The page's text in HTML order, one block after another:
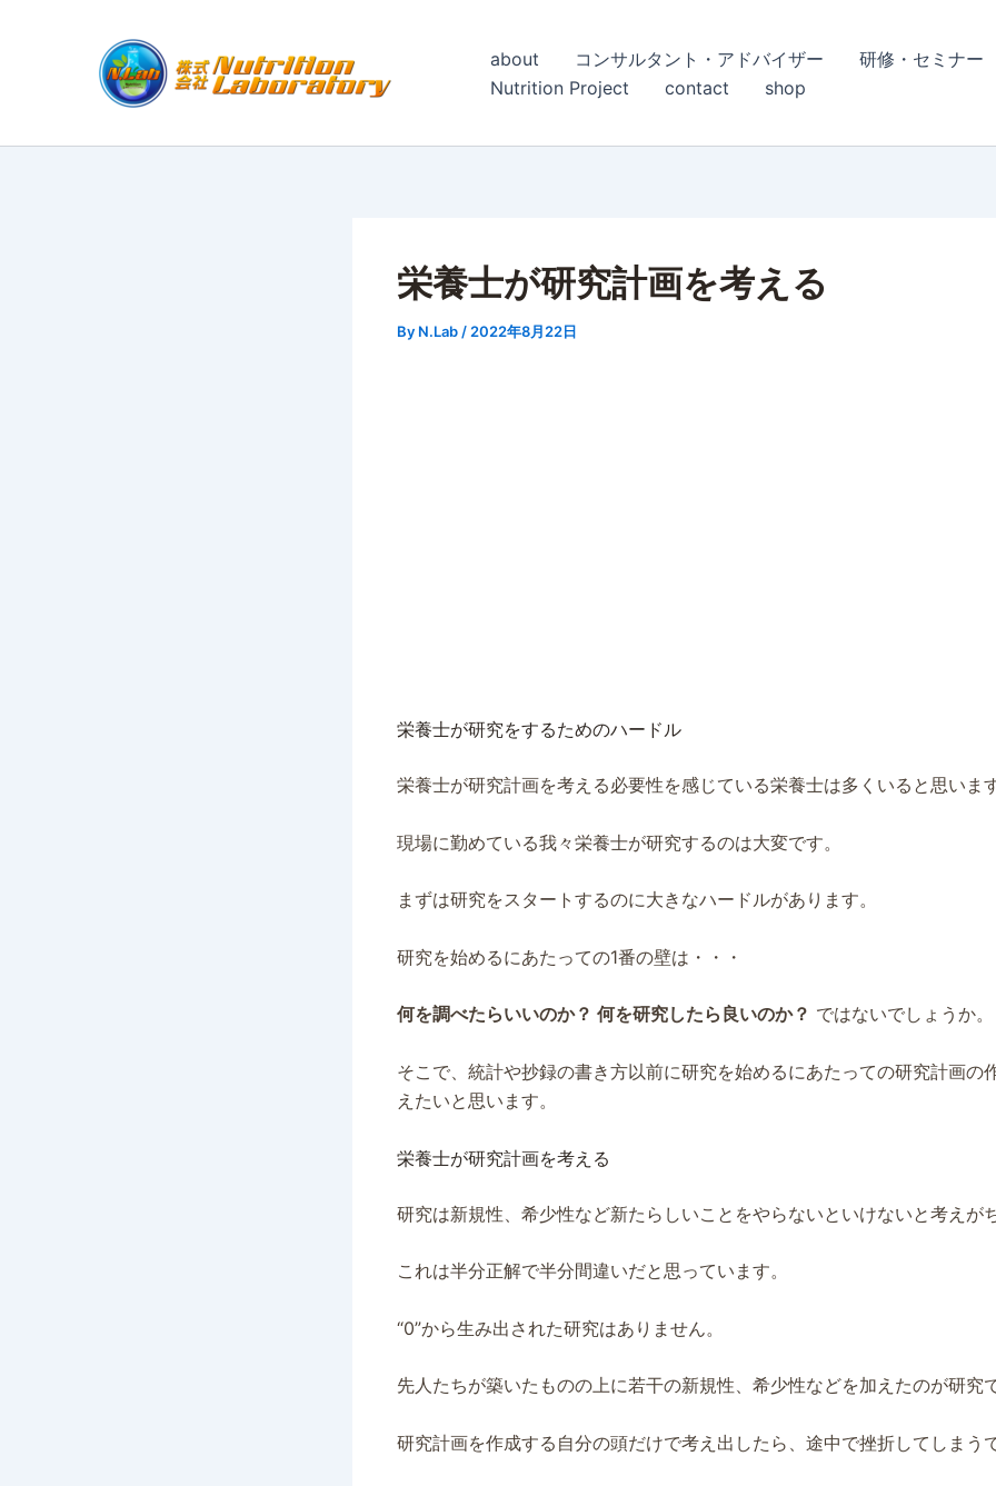
about コンサルタント・アドバイザー
研修・セミナー
Nutrition Project
contact shop
栄養士が研究計画を考える
By N.Lab / 2022年8月22日
栄養士が研究をするためのハードル
栄養士が研究計画を考える必要性を感じている栄養士は多くいると思いま
現場に勤めている我々栄養士が研究するのは大変です。
まずは研究をスタートするのに大きなハードルがあります。
研究を始めるにあたっての1番の壁は・・・
何を調べたらいいのか？ 何を研究したら良いのか？ ではないでしょうか。
そこで、統計や抄録の書き方以前に研究を始めるにあたっての研究計画の
えたいと思います。
栄養士が研究計画を考える
研究は新規性、希少性など新たらしいことをやらないといけないと考えが
これは半分正解で半分間違いだと思っています。
“0”から生み出された研究はありません。
先人たちが築いたものの上に若干の新規性、希少性などを加えたのが研究
研究計画を作成する自分の頭だけで考え出したら、途中で挫折してしまう